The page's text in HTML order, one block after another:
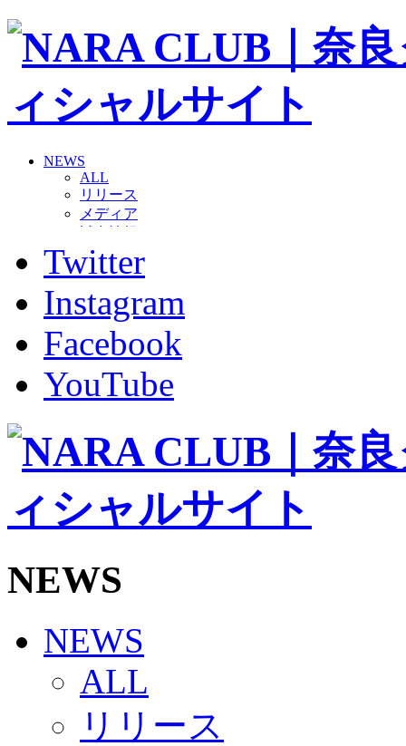
NEWS
ALL
リリース
メディア
グッズ
ファンコミュニティ
ホームタウン
コラム
その他
TEAM
2026/27トップチーム
2026/27トップチームスタッフ
バモス
チアダンススクール
ボランティアチーム「volundeer」
ビクトリーロード
HOMEGAME
観戦ルール＆マナー
Jリーグ運営管理規定
写真・動画使用ガイドライン
SCHEDULE
2026/27
練習見学時のファンサービスについて
TICKET
奈良クラブ明治安田J3リーグ2026/27シーズン試
奈良クラブ明治安田Ｊ3リーグ 2026/27シーズン「
観戦ルール＆マナー
Twitter
Instagram
Facebook
YouTube
NEWS
NEWS
ALL
リリース